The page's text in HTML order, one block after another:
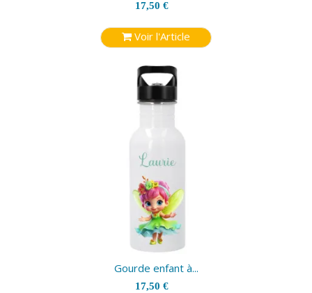
17,50 €
Voir l'Article
Gourde enfant à...
17,50 €